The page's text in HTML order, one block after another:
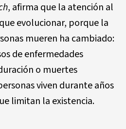
, afirma que la atención al
evolucionar, porque la
mueren ha cambiado:
de enfermedades
o muertes
viven durante años
limitan la existencia.